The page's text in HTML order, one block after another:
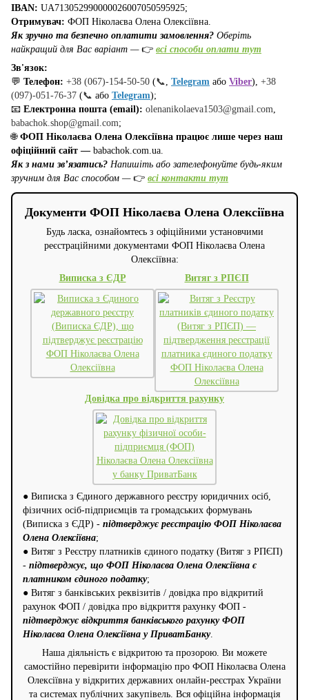
IBAN: UA713052990000026007050595925;
Отримувач: ФОП Ніколаєва Олена Олексіївна.
Як зручно та безпечно оплатити замовлення? Оберіть
найкращий для Вас варіант — 👉 всі способи оплати тут
Зв'язок:
💬 Телефон: +38 (067)-154-50-50 (📞 Telegram або Viber), +38
(097)-051-76-37 (📞 або Telegram);
📧 Електронна пошта (email): olenanikolaeva1503@gmail.com
babachok.shop@gmail.com;
🌐 ФОП Ніколаєва Олена Олексіївна працює лише через наш
офіційний сайт — babachok.com.ua.
Як з нами зв’язатись? Напишіть або зателефонуйте будь-яким
зручним для Вас способом — 👉 всі контакти тут
Документи ФОП Ніколаєва Олена Олексіївна
Будь ласка, ознайомтесь з офіційними установчими
реєстраційними документами ФОП Ніколаєва Олена
Олексіївна:
Виписка з ЄДР
Витяг з РПЄП
Довідка про відкриття рахунку
● Виписка з Єдиного державного реєстру юридичних осіб,
фізичних осіб-підприємців та громадських формувань
(Виписка з ЄДР) - підтверджує реєстрацію ФОП Ніколаєва
Олена Олексіївна;
● Витяг з Реєстру платників єдиного податку (Витяг з РПЄП)
- підтверджує, що ФОП Ніколаєва Олена Олексіївна є
платником єдиного податку;
● Витяг з банківських реквізитів / довідка про відкритий
рахунок ФОП / довідка про відкриття рахунку ФОП -
підтверджує відкриття банківського рахунку ФОП
Ніколаєва Олена Олексіївна у ПриватБанку.
Наша діяльність є відкритою та прозорою. Ви можете
самостійно перевірити інформацію про ФОП Ніколаєва Олена
Олексіївна у відкритих державних онлайн-реєстрах України
та системах публічних закупівель. Вся офіційна інформація